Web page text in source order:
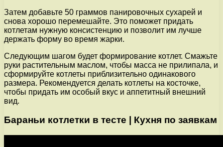
Затем добавьте 50 граммов панировочных сухарей и
снова хорошо перемешайте. Это поможет придать
котлетам нужную консистенцию и позволит им лучше
держать форму во время жарки.
Следующим шагом будет формирование котлет. Смажьте
руки растительным маслом, чтобы масса не прилипала, и
сформируйте котлеты приблизительно одинакового
размера. Рекомендуется делать котлеты на косточке,
чтобы придать им особый вкус и аппетитный внешний
вид.
Бараньи котлетки в тесте | Кухня по заявкам